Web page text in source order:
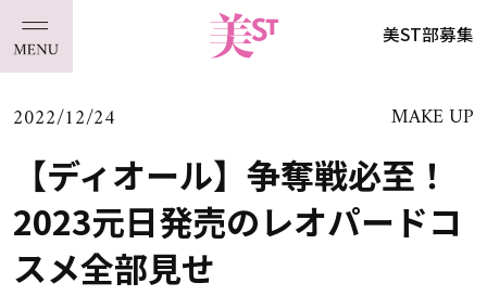
美ST部募集
2022/12/24 MAKE UP
【ディオール】争奪戦必至！
2023元日発売のレオパードコ
スメ全部見せ